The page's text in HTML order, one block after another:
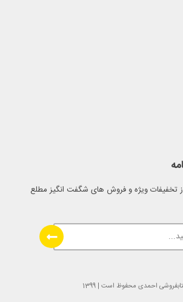
تخفیفات ویژه و فروش های شگفت انگیز مطلع
احمدی محفوظ است | 1399